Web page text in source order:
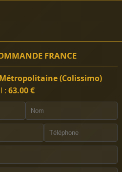
FRANCE
(Colissimo)
: 63.00 €